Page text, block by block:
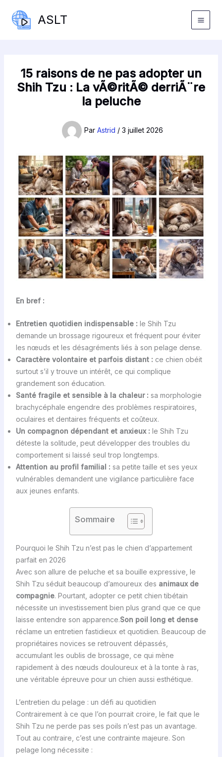
contenu
ASLT
15 raisons de ne pas adopter un
Shih Tzu : La vÃ©ritÃ© derriÃ¨re
la peluche
Par Astrid / 3 juillet 2026
En bref :
Entretien quotidien indispensable : le Shih Tzu
demande un brossage rigoureux et fréquent pour éviter
les nœuds et les désagréments liés à son pelage dense.
Caractère volontaire et parfois distant : ce chien obéit
surtout s’il y trouve un intérêt, ce qui complique
grandement son éducation.
Santé fragile et sensible à la chaleur : sa morphologie
brachycéphale engendre des problèmes respiratoires,
oculaires et dentaires fréquents et coûteux.
Un compagnon dépendant et anxieux : le Shih Tzu
déteste la solitude, peut développer des troubles du
comportement si laissé seul trop longtemps.
Attention au profil familial : sa petite taille et ses yeux
vulnérables demandent une vigilance particulière face
aux jeunes enfants.
Sommaire
Pourquoi le Shih Tzu n’est pas le chien d’appartement
parfait en 2026
Avec son allure de peluche et sa bouille expressive, le
Shih Tzu séduit beaucoup d’amoureux des animaux de
compagnie. Pourtant, adopter ce petit chien tibétain
nécessite un investissement bien plus grand que ce que
laisse entendre son apparence.Son poil long et dense
réclame un entretien fastidieux et quotidien. Beaucoup de
propriétaires novices se retrouvent dépassés,
accumulant les oublis de brossage, ce qui mène
rapidement à des nœuds douloureux et à la tonte à ras,
une véritable épreuve pour un chien aussi esthétique.
L’entretien du pelage : un défi au quotidien
Contrairement à ce que l’on pourrait croire, le fait que le
Shih Tzu ne perde pas ses poils n’est pas un avantage.
Tout au contraire, c’est une contrainte majeure. Son
pelage long nécessite :